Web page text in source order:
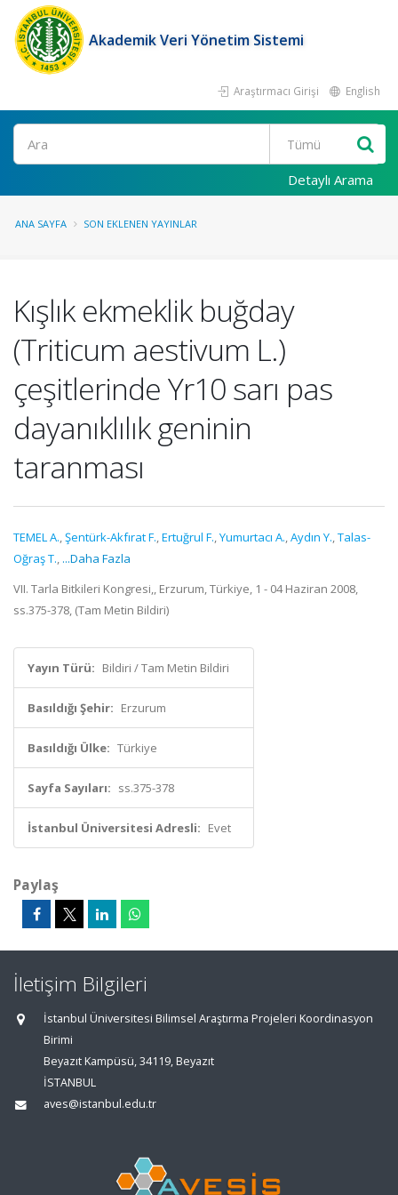
Akademik Veri Yönetim Sistemi
Araştırmacı Girişi English
Ara
Detaylı Arama
ANA SAYFA SON EKLENEN YAYINLAR
Kışlık ekmeklik buğday
(Triticum aestivum L.)
çeşitlerinde Yr10 sarı pas
dayanıklılık geninin
taranması
TEMEL A.,Şentürk-Akfırat F.,Ertuğrul F.,Yumurtacı A.,Aydın Y.,Talas-
Oğraş T., ...Daha Fazla
VII. Tarla Bitkileri Kongresi,, Erzurum, Türkiye, 1 - 04 Haziran 2008,
ss.375-378, (Tam Metin Bildiri)
Yayın Türü: Bildiri / Tam Metin Bildiri
Basıldığı Şehir: Erzurum
Basıldığı Ülke: Türkiye
Sayfa Sayıları: ss.375-378
İstanbul Üniversitesi Adresli: Evet
Paylaş
İletişim Bilgileri
İstanbul Üniversitesi Bilimsel Araştırma Projeleri Koordinasyon
Birimi
Beyazıt Kampüsü, 34119, Beyazıt
İSTANBUL
aves@istanbul.edu.tr